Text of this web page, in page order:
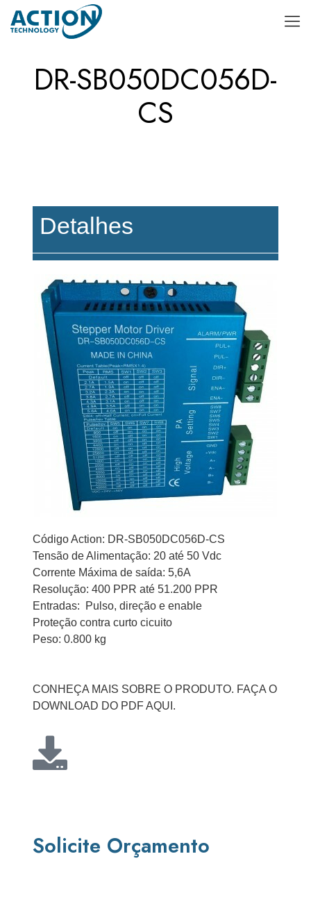
DR-SB050DC056D-
CS
Detalhes
Código Action: DR-SB050DC056D-CS
Tensão de Alimentação: 20 até 50 Vdc
Corrente Máxima de saída: 5,6A
Resolução: 400 PPR até 51.200 PPR
Entradas: Pulso, direção e enable
Proteção contra curto cicuito
Peso: 0.800 kg
CONHEÇA MAIS SOBRE O PRODUTO. FAÇA O
DOWNLOAD DO PDF AQUI.
Solicite Orçamento